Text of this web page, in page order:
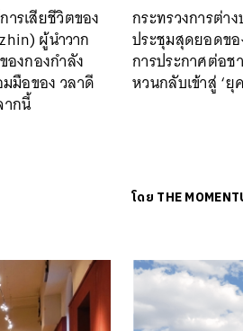
รเสียชีวิตของ
ผู้นำวาก
องกองกำลัง
มือของ วลาดี
กนี้
กระทรวงการต่า
ประชุมสุดยอดข
การประกาศต่อช
หวนกลับเข้าสู่ ‘
โดย THE
ค้นหา
SHARE